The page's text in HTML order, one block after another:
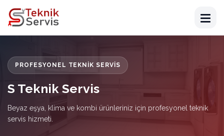
PROFESYONEL TEKNIK SERVIS
S Teknik Servis
Beyaz eşya, klima ve kombi ürünleriniz için profesyonel teknik
servis hizmeti.